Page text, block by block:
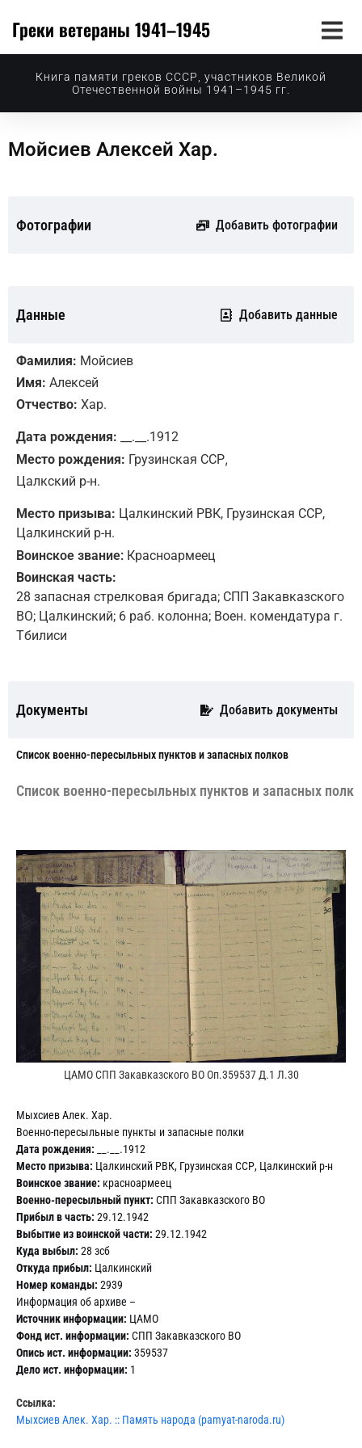
Греки ветераны 1941–1945
Книга памяти греков СССР, участников Великой
Отечественной войны 1941–1945 гг.
Мойсиев Алексей Хар.
Фотографии Добавить фотографии
Данные Добавить данные
Фамилия: Мойсиев
Имя: Алексей
Отчество: Хар.
Дата рождения: __.__.1912
Место рождения: Грузинская ССР,
Цалкский р-н.
Место призыва: Цалкинский РВК, Грузинская ССР,
Цалкинский р-н.
Воинское звание: Красноармеец
Воинская часть:
28 запасная стрелковая бригада; СПП Закавказского
ВО; Цалкинский; 6 раб. колонна; Воен. комендатура г.
Тбилиси
Документы Добавить документы
Cписок военно-пересыльных пунктов и запасных полков
Cписок военно-пересыльных пунктов и запасных
ЦАМО СПП Закавказского ВО Оп.359537 Д.1 Л.30
Мыхсиев Алек. Хар.
Военно-пересыльные пункты и запасные полки
Дата рождения: __.__.1912
Место призыва: Цалкинский РВК, Грузинская ССР, Цалкинский р-н
Воинское звание: красноармеец
Военно-пересыльный пункт: СПП Закавказского ВО
Прибыл в часть: 29.12.1942
Выбытие из воинской части: 29.12.1942
Куда выбыл: 28 зсб
Откуда прибыл: Цалкинский
Номер команды: 2939
Информация об архиве –
Источник информации: ЦАМО
Фонд ист. информации: СПП Закавказского ВО
Опись ист. информации: 359537
Дело ист. информации: 1
Ссылка:
Мыхсиев Алек. Хар. :: Память народа (pamyat-naroda.ru)